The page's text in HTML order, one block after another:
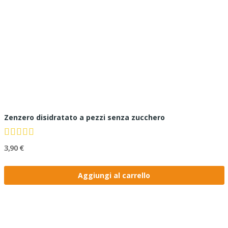
Zenzero disidratato a pezzi senza zucchero
3,90 €
Aggiungi al carrello